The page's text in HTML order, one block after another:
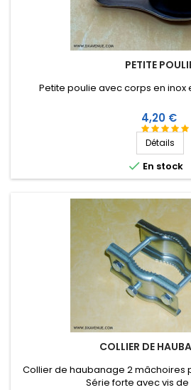
PETITE
Petite poulie avec corps en inox
Prix
4,20 €
Détails
 En stock
COLLIER DE
Collier de haubanage 2 mâchoires
Série forte avec vis